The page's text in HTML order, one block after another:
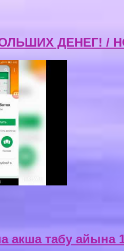
ДЕНЕГ! /
акша табу айына